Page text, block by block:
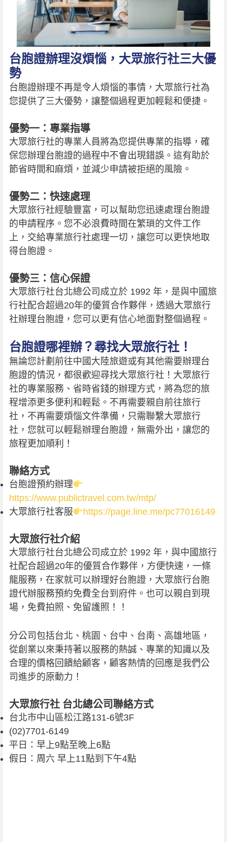
台胞證辦理沒煩惱，大眾旅行社三大優
勢
台胞證辦理不再是令人煩惱的事情，大眾旅行社為
您提供了三大優勢，讓整個過程更加輕鬆和便捷。
優勢一：專業指導
大眾旅行社的專業人員將為您提供專業的指導，確
保您辦理台胞證的過程中不會出現錯誤。這有助於
節省時間和麻煩，並減少申請被拒絕的風險。
優勢二：快速處理
大眾旅行社經驗豐富，可以幫助您迅速處理台胞證
的申請程序。您不必浪費時間在繁瑣的文件工作
上，交給專業旅行社處理一切，讓您可以更快地取
得台胞證。
優勢三：信心保證
大眾旅行社台北總公司成立於 1992 年，是與中國旅
行社配合超過20年的優質合作夥伴，透過大眾旅行
社辦理台胞證，您可以更有信心地面對整個過程。
台胞證哪裡辦？尋找大眾旅行社！
無論您計劃前往中國大陸旅遊或有其他需要辦理台
胞證的情況，都很歡迎尋找大眾旅行社！大眾旅行
社的專業服務、省時省錢的辦理方式，將為您的旅
程增添更多便利和輕鬆。不再需要親自前往旅行
社，不再需要煩惱文件準備，只需聯繫大眾旅行
社，您就可以輕鬆辦理台胞證，無需外出，讓您的
旅程更加順利！
聯絡方式
台胞證預約辦理
https://www.publictravel.com.tw/mtp/
大眾旅行社客服
https://page.line.me/pc77016149
大眾旅行社介紹
大眾旅行社台北總公司成立於 1992 年，與中國旅行
社配合超過20年的優質合作夥伴，方便快速，一條
龍服務，在家就可以辦理好台胞證，大眾旅行台胞
證代辦服務預約免費全台到府件。也可以親自到現
場，免費拍照、免留護照！！
分公司包括台北、桃園、台中、台南、高雄地區，
從創業以來秉持著以服務的熱誠、專業的知識以及
合理的價格回饋給顧客，顧客熱情的回應是我們公
司進步的原動力！
大眾旅行社 台北總公司聯絡方式
台北市中山區松江路131-6號3F
(02)7701-6149
平日：早上9點至晚上6點
假日：周六 早上11點到下午4點